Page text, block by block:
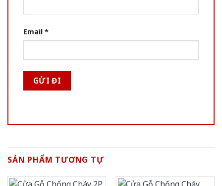
Email *
SẢN PHẨM TƯƠNG TỰ